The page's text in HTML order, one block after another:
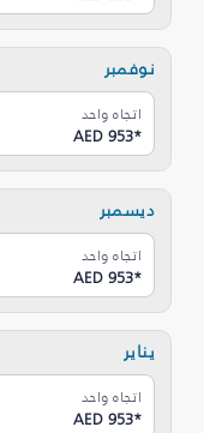
نوفمبر
اتجاه واحد
AED 953*
ديسمبر
اتجاه واحد
AED 953*
يناير
اتجاه واحد
AED 953*